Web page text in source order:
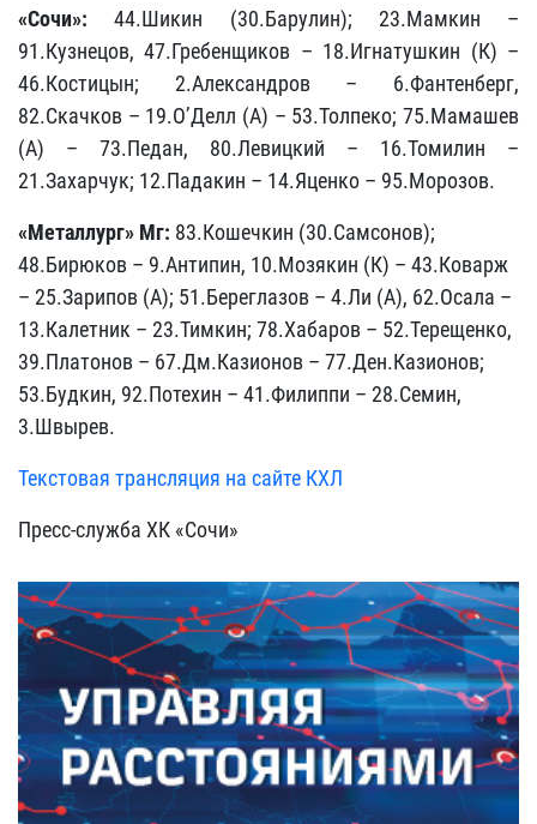
«Сочи»:44.Шикин (30.Барулин); 23.Мамкин –
91.Кузнецов, 47.Гребенщиков – 18.Игнатушкин (К) –
46.Костицын; 2.Александров – 6.Фантенберг,
82.Скачков – 19.О’Делл (А) – 53.Толпеко; 75.Мамашев
(А) – 73.Педан, 80.Левицкий – 16.Томилин –
21.Захарчук; 12.Падакин – 14.Яценко – 95.Морозов.
«Металлург» Мг: 83.Кошечкин (30.Самсонов);
48.Бирюков – 9.Антипин, 10.Мозякин (К) – 43.Коварж
– 25.Зарипов (А); 51.Береглазов – 4.Ли (А), 62.Осала –
13.Калетник – 23.Тимкин; 78.Хабаров – 52.Терещенко,
39.Платонов – 67.Дм.Казионов – 77.Ден.Казионов;
53.Будкин, 92.Потехин – 41.Филиппи – 28.Семин,
3.Швырев.
Текстовая трансляция на сайте КХЛ
Пресс-служба ХК «Сочи»